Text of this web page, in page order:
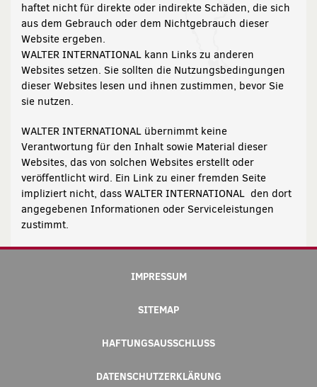
haftet nicht für direkte oder indirekte Schäden, die sich
aus dem Gebrauch oder dem Nichtgebrauch dieser
Website ergeben.
WALTER INTERNATIONAL kann Links zu anderen
Websites setzen. Sie sollten die Nutzungsbedingungen
dieser Websites lesen und ihnen zustimmen, bevor Sie
sie nutzen.
WALTER INTERNATIONAL übernimmt keine
Verantwortung für den Inhalt sowie Material dieser
Websites, das von solchen Websites erstellt oder
veröffentlicht wird. Ein Link zu einer fremden Seite
impliziert nicht, dass WALTER INTERNATIONAL den dort
angegebenen Informationen oder Serviceleistungen
zustimmt.
IMPRESSUM
SITEMAP
HAFTUNGSAUSSCHLUSS
DATENSCHUTZERKLÄRUNG